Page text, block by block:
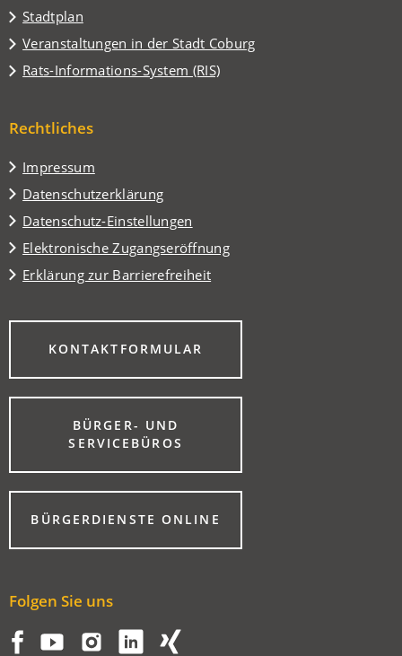
Stadtplan
(Öffnet
in
einem
neuen
Veranstaltungen in der Stadt Coburg
(Öffnet
in
einem
Tab)
Rats-Informations-System (RIS)
(Öffnet
neuen
Rechtliches
Impressum
Datenschutzerklärung
Datenschutz-Einstellungen
Elektronische Zugangseröffnung
Erklärung zur Barrierefreiheit
KONTAKTFORMULAR
(ÖFFNET
EINEM
NEUEN
BÜRGER- UND
SERVICEBÜROS
(ÖFFNET
EINEM
NEUEN
TAB)BÜRGERDIENSTE ONLINE
(ÖFFNET
EINEM
Folgen Sie uns